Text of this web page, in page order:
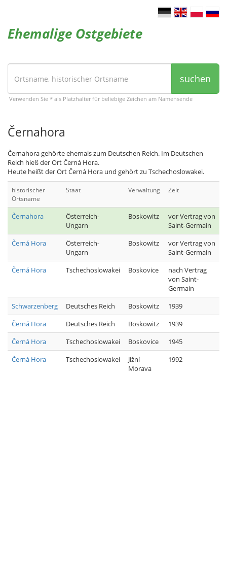
Ehemalige Ostgebiete
suchen
Verwenden Sie * als Platzhalter für beliebige Zeichen am Namensende
Černahora
Černahora gehörte ehemals zum Deutschen Reich. Im Deutschen
Reich hieß der Ort Černá Hora.
Heute heißt der Ort Černá Hora und gehört zu Tschechoslowakei.
historischer
Ortsname
Staat Verwaltung Zeit
Černahora
Österreich-
Ungarn
Boskowitz
vor Vertrag von
Saint-Germain
Černá Hora
Österreich-
Ungarn
Boskowitz
vor Vertrag von
Saint-Germain
Černá Hora
Tschechoslowakei Boskovice
nach Vertrag
von Saint-
Germain
Schwarzenberg
Deutsches Reich Boskowitz
1939
Černá Hora
Deutsches Reich Boskowitz
1939
Černá Hora
Tschechoslowakei Boskovice
1945
Černá Hora
Tschechoslowakei
Jižní
Morava
1992